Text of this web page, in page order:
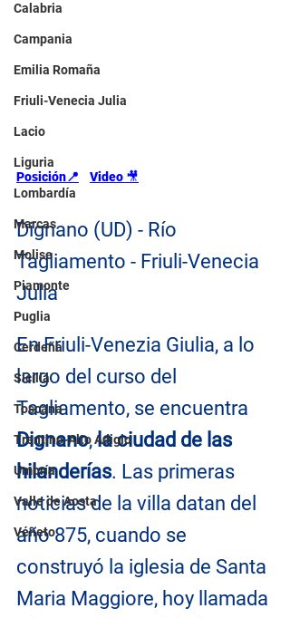
Calabria
Campania
Emilia Romaña
Friuli-Venecia Julia
Lacio
Liguria
Lombardía
Marcas
Molise
Piamonte
Puglia
Cerdeña
Sicilia
Toscana
Trentino-Alto Adigio
Umbría
Valle de Aosta
Véneto
Posición📍 Video 🎥
Dignano (UD) - Río
Tagliamento - Friuli-Venecia
Julia
En Friuli-Venezia Giulia, a lo
largo del curso del
Tagliamento, se encuentra
Dignano, la ciudad de las
hilanderías. Las primeras
noticias de la villa datan del
año 875, cuando se
construyó la iglesia de Santa
Maria Maggiore, hoy llamada